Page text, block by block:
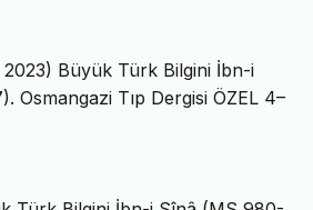
2023) Büyük Türk Bilgini İbn-i
Osmangazi Tıp Dergisi ÖZEL 4–